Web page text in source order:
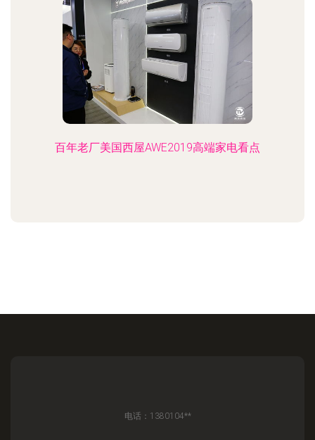
百年老厂美国西屋AWE2019高端家电看点
电话：1380104**